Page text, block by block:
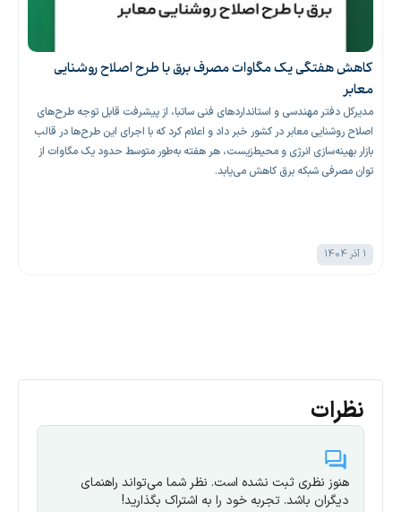
کاهش هفتگی یک مگاوات مصرف برق با طرح اصلاح روشنایی
معابر
مدیرکل دفتر مهندسی و استانداردهای فنی ساتبا، از پیشرفت قابل توجه طرح‌های
اصلاح روشنایی معابر در کشور خبر داد و اعلام کرد که با اجرای این طرح‌ها در قالب
بازار بهینه‌سازی انرژی و محیط‌زیست، هر هفته به‌طور متوسط حدود یک مگاوات از
توان مصرفی شبکه برق کاهش می‌یابد.
1 آذر 1404
نظرات
هنوز نظری ثبت نشده است. نظر شما می‌تواند راهنمای
دیگران باشد. تجربه خود را به اشتراک بگذارید!